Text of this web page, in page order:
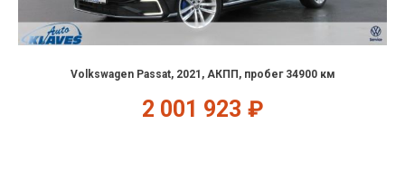
Volkswagen Passat, 2021, АКПП, пробег 34900 км
2 001 923 ₽